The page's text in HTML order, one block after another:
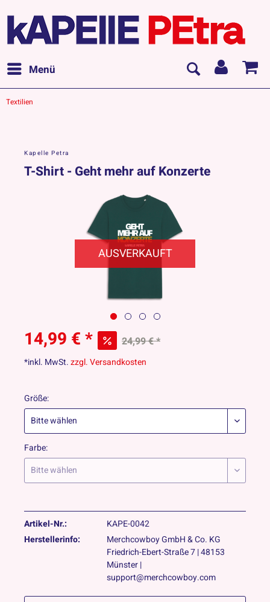
Menü
Textilien
Kapelle Petra
T-Shirt - Geht mehr auf Konzerte
AUSVERKAUFT
14,99 € * 24,99 € *
*inkl. MwSt.zzgl. Versandkosten
Größe:
Farbe:
Artikel-Nr.:
KAPE-0042
Herstellerinfo:
Merchcowboy GmbH & Co. KG
Friedrich-Ebert-Straße 7 | 48153
Münster |
support@merchcowboy.com